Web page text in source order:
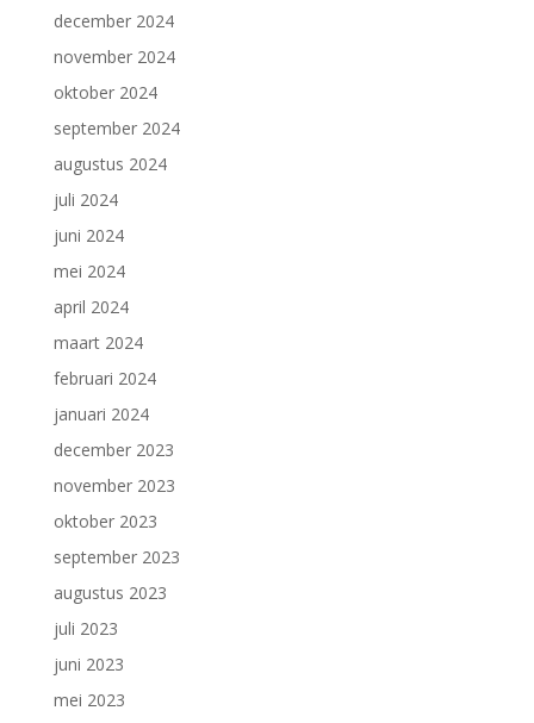
december 2024
november 2024
oktober 2024
september 2024
augustus 2024
juli 2024
juni 2024
mei 2024
april 2024
maart 2024
februari 2024
januari 2024
december 2023
november 2023
oktober 2023
september 2023
augustus 2023
juli 2023
juni 2023
mei 2023